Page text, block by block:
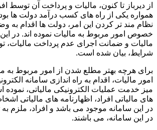
از دیرباز تا کنون، مالیات و پرداخت آن توسط
همواره یکی از راه های کسب درآمد دولت ها
نظام مند تر کردن این امر، دولت ها اقدام به
خصوص امور مربوط به مالیات نموده اند. در
مالیات و ضمانت اجرای عدم پرداخت مالیات،
شرایط، بیان شده است.
برای هرچه بهتر مطلع شدن از امور مربوط به
امور مالیات، اقدام به راه اندازی سامانه
میز خدمت عملیات الکترونیکی مالیاتی، نموده
های مالیاتی افراد، اظهارنامه های مالیاتی
در این سامانه موجود می باشد و افراد، ملزم
در این سامانه، می باشند.